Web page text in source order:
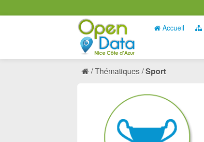
Accueil
Thématiques Sport